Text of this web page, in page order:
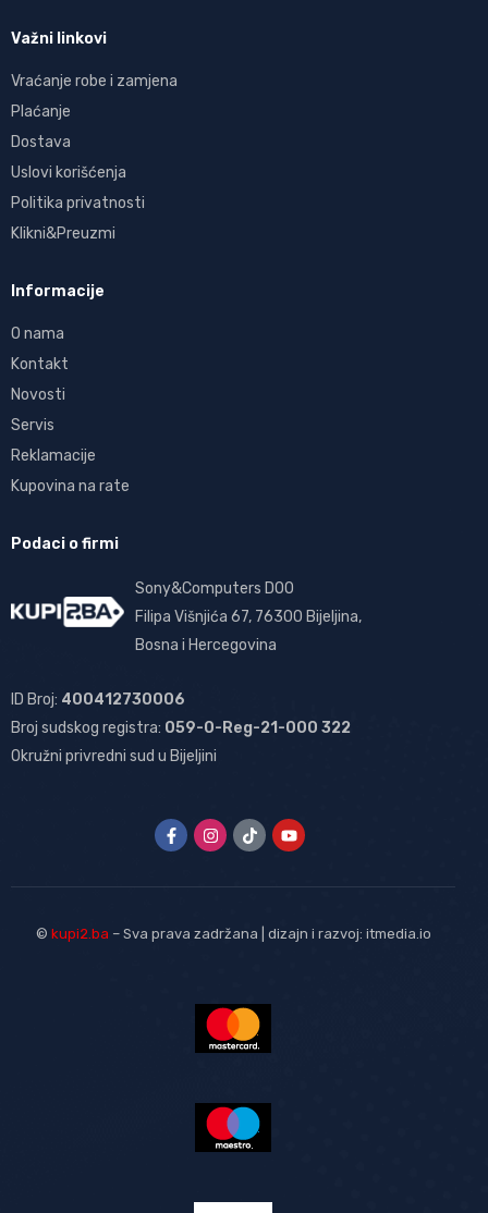
Važni linkovi
Vraćanje robe i zamjena
Plaćanje
Dostava
Uslovi korišćenja
Politika privatnosti
Klikni&Preuzmi
Informacije
O nama
Kontakt
Novosti
Servis
Reklamacije
Kupovina na rate
Podaci o firmi
Sony&Computers DOO
Filipa Višnjića 67, 76300 Bijeljina,
Bosna i Hercegovina
ID Broj: 400412730006
Broj sudskog registra: 059-0-Reg-21-000 322
Okružni privredni sud u Bijeljini
© kupi2.ba – Sva prava zadržana | dizajn i razvoj: itmedia.io